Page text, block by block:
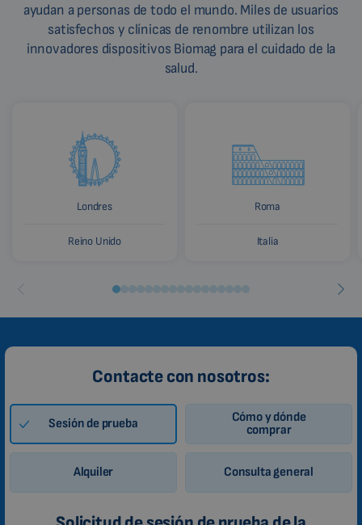
ayudan a personas de todo el mundo. Miles de usuarios
satisfechos y clínicas de renombre utilizan los
innovadores dispositivos Biomag para el cuidado de la
salud.
Londres
Reino Unido
Roma
Italia
Contacte con nosotros:
Sesión de prueba
Cómo y dónde
comprar
Alquiler Consulta general